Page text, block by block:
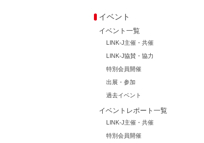
イベント
イベント一覧
LINK-J主催・共催
LINK-J協賛・協力
特別会員開催
出展・参加
過去イベント
イベントレポート一覧
LINK-J主催・共催
特別会員開催